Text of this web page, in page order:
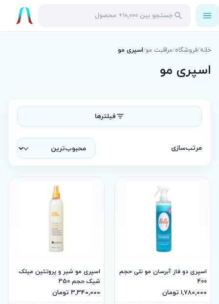
باز
کردن
منو
جستجو
در
محصولات
جستجو
خانه/فروشگاه/مراقبت مو/اسپری مو
اسپری مو
فیلترها
مرتب‌سازی
اسپری دو فاز آبرسان مو نلی حجم
400
1,780,000 تومان
اسپری مو شیر و پروتئین میلک
شیک حجم 350
3,340,000 تومان